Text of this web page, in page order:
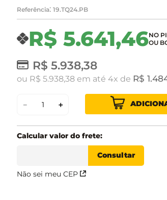
Referência: 19.TQ24.PB
R$ 5.641,46
R$ 5.938,38
ou R$ 5.938,38 em até 4 de R$ 1.
＋
－
Não sei meu CEP